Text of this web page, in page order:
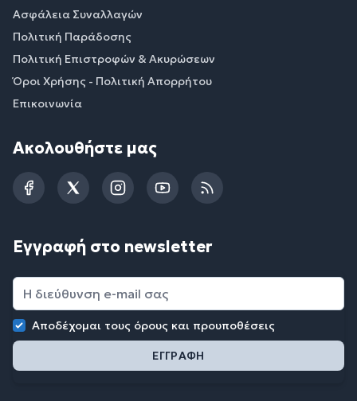
Ασφάλεια Συναλλαγών
Πολιτική Παράδοσης
Πολιτική Επιστροφών & Ακυρώσεων
Όροι Χρήσης - Πολιτική Απορρήτου
Επικοινωνία
Ακολουθήστε μας
FacebookTwitterInstagramYouTubeRSS
Εγγραφή στο newsletter
Αποδέχομαι τους όρους και προυποθέσεις